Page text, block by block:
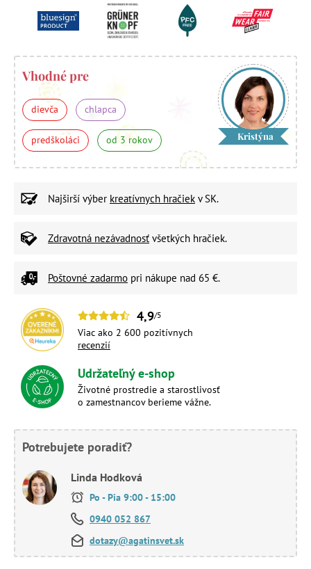
Vhodné pre
dievča chlapca
predškoláci od 3 rokov Kristýna
Najširší výber kreatívnych hračiek v SK.
Zdravotná nezávadnosť všetkých hračiek.
Poštovné zadarmo pri nákupe nad 65 €.
4,9/5
Viac ako 2 600 pozitívnych
recenzií
Udržateľný e-shop
Životné prostredie a starostlivosť
o zamestnancov berieme vážne.
Potrebujete poradiť?
Linda Hodková
Po - Pia 9:00 - 15:00
0940 052 867
dotazy@agatinsvet.sk